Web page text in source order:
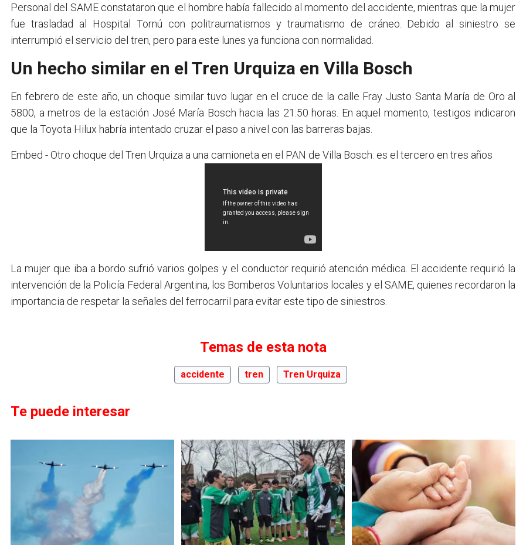
Personal del SAME constataron que el hombre había fallecido al momento del accidente, mientras que la mujer
fue trasladad al Hospital Tornú con politraumatismos y traumatismo de cráneo. Debido al siniestro se
interrumpió el servicio del tren, pero para este lunes ya funciona con normalidad.
Un hecho similar en el Tren Urquiza en Villa Bosch
En febrero de este año, un choque similar tuvo lugar en el cruce de la calle Fray Justo Santa María de Oro al
5800, a metros de la estación José María Bosch hacia las 21:50 horas. En aquel momento, testigos indicaron
que la Toyota Hilux habría intentado cruzar el paso a nivel con las barreras bajas.
Embed - Otro choque del Tren Urquiza a una camioneta en el PAN de Villa Bosch: es el tercero en tres años
La mujer que iba a bordo sufrió varios golpes y el conductor requirió atención médica. El accidente requirió la
intervención de la Policía Federal Argentina, los Bomberos Voluntarios locales y el SAME, quienes recordaron la
importancia de respetar la señales del ferrocarril para evitar este tipo de siniestros.
Temas de esta nota
accidente tren Tren Urquiza
Te puede interesar